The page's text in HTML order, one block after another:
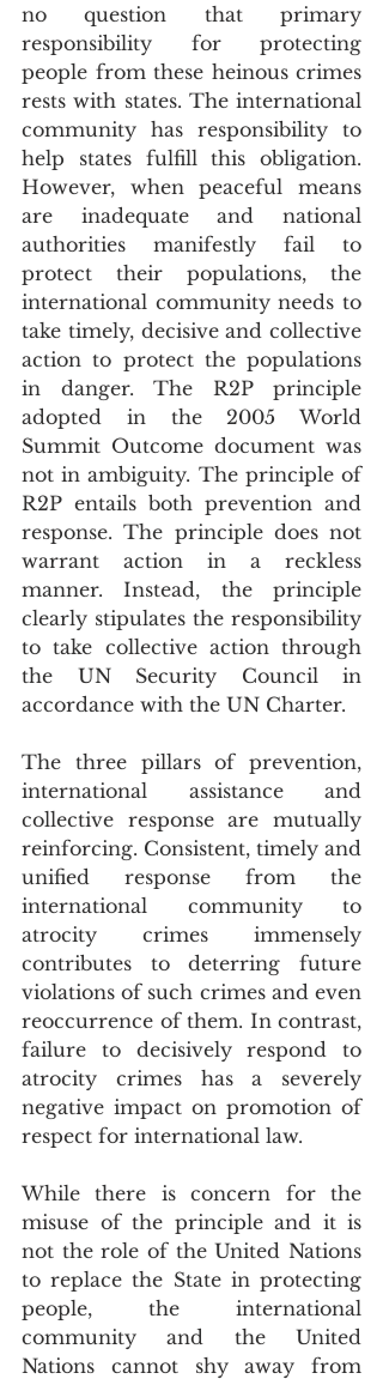
no question that primary
responsibility for protecting
people from these heinous crimes
rests with states. The international
community has responsibility to
help states fulfill this obligation.
However, when peaceful means
are inadequate and national
authorities manifestly fail to
protect their populations, the
international community needs to
take timely, decisive and collective
action to protect the populations
in danger. The R2P principle
adopted in the 2005 World
Summit Outcome document was
not in ambiguity. The principle of
R2P entails both prevention and
response. The principle does not
warrant action in a reckless
manner. Instead, the principle
clearly stipulates the responsibility
to take collective action through
the UN Security Council in
accordance with the UN Charter.
The three pillars of prevention,
international assistance and
collective response are mutually
reinforcing. Consistent, timely and
unified response from the
international community to
atrocity crimes immensely
contributes to deterring future
violations of such crimes and even
reoccurrence of them. In contrast,
failure to decisively respond to
atrocity crimes has a severely
negative impact on promotion of
respect for international law.
While there is concern for the
misuse of the principle and it is
not the role of the United Nations
to replace the State in protecting
people, the international
community and the United
Nations cannot shy away from